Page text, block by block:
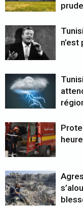
n’est